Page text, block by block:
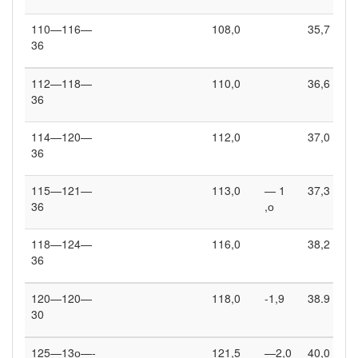
110—116—
36
108,0 35,7
112—118—
36
110,0 36,6
114—120—
36
112,0 37,0
115—121—
36
113,0
— 1
,о
37,3
118—124—
36
116,0 38,2
120—120—
30
118,0 -1,9 38.9
125—13о—- 121,5 —2,0 40,0